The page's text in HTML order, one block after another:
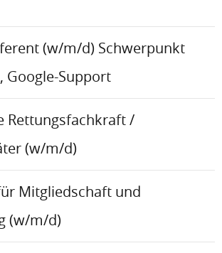
(w/m/d) Schwerpunkt
Google-Support
Rettungsfachkraft /
(w/m/d)
Mitgliedschaft und
(w/m/d)